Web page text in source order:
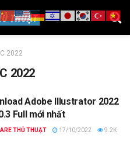
2022
2022
Adobe Illustrator 2022
Full mới nhất
THỦ THUẬT 17/10/2022 9.2K